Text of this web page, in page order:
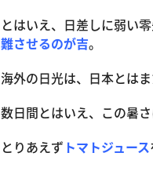
とはいえ、日差しに弱い
難させるのが吉。
海外の日光は、日本とは
数日間とはいえ、この暑
とりあえず トマトジュース